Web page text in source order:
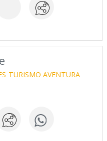
TURISMO AVENTURA